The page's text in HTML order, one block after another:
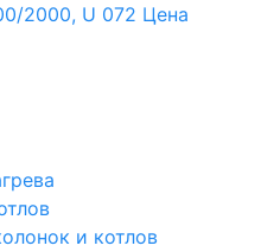
2000, U 072 Цена
и котлов